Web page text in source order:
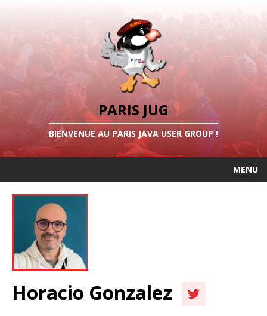
PARIS JUG
BIENVENUE AU PARIS JAVA USER GROUP !
MENU
Horacio Gonzalez